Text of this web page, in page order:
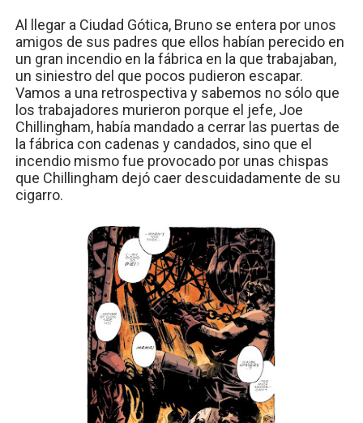
Al llegar a Ciudad Gótica, Bruno se entera por unos
amigos de sus padres que ellos habían perecido en
un gran incendio en la fábrica en la que trabajaban,
un siniestro del que pocos pudieron escapar.
Vamos a una retrospectiva y sabemos no sólo que
los trabajadores murieron porque el jefe, Joe
Chillingham, había mandado a cerrar las puertas de
la fábrica con cadenas y candados, sino que el
incendio mismo fue provocado por unas chispas
que Chillingham dejó caer descuidadamente de su
cigarro.